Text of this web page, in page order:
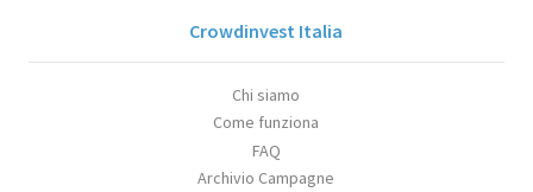
Crowdinvest Italia
Chi siamo
Come funziona
FAQ
Archivio Campagne